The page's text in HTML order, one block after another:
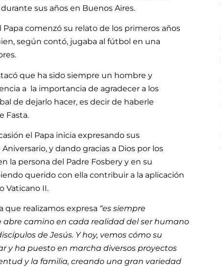
sus años en Buenos Aires.
comenzó su relato de los primeros años
según contó, jugaba al fútbol en una
que ha sido siempre un hombre y
a la importancia de agradecer a los
de dejarlo hacer, es decir de haberle
Fasta.
el Papa inicia expresando sus
y dando gracias a Dios por los
la persona del Padre Fosbery y en su
querido con ella contribuir a la aplicación
Vaticano II.
que realizamos expresa “es siempre
abre camino en cada realidad del ser humano
de Jesús. Y hoy, vemos cómo su
y ha puesto en marcha diversos proyectos
y la familia, creando una gran variedad